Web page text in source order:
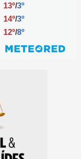
13º/3º
14º/3º
12º/8º